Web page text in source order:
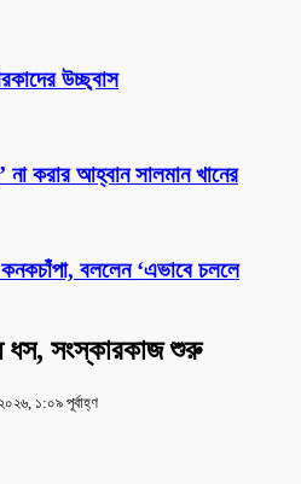
উচ্ছ্বাস
না করার আহ্বান সালমান খানের
বললেন ‘এভাবে চললে
ধস, সংস্কারকাজ শুরু
১:০৯ পূর্বাহ্ণ